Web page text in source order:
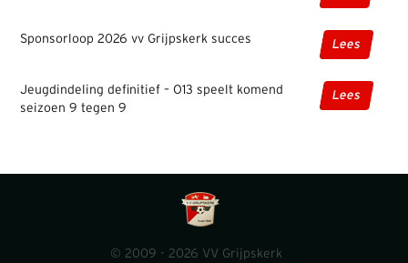
Sponsorloop 2026 vv Grijpskerk succes Lees
Jeugdindeling definitief – O13 speelt komend
seizoen 9 tegen 9
Lees
© 2009 - 2026 VV Grijpskerk